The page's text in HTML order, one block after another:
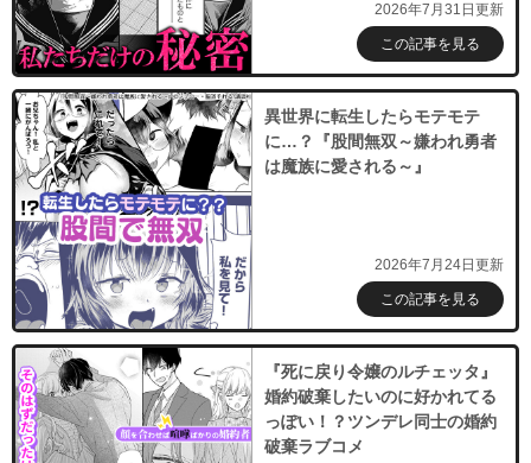
2026年7月31日更新
この記事を見る
異世界に転生したらモテモテ
に…？『股間無双～嫌われ勇者
は魔族に愛される～』
2026年7月24日更新
この記事を見る
『死に戻り令嬢のルチェッタ』
婚約破棄したいのに好かれてる
っぽい！？ツンデレ同士の婚約
破棄ラブコメ